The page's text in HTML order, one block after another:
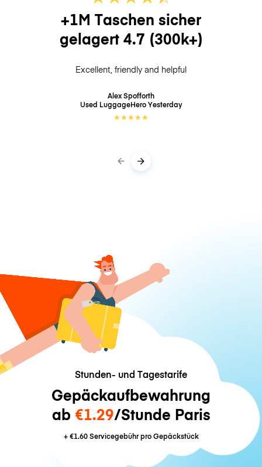
+1M Taschen sicher
gelagert 4.7 (300k+)
Excellent, friendly and helpful
Alex Spofforth
Used LuggageHeroYesterday
★★★★★
Stunden- und Tagestarife
Gepäckaufbewahrung
ab €1.29/Stunde Paris
+€1.60Servicegebühr pro Gepäckstück